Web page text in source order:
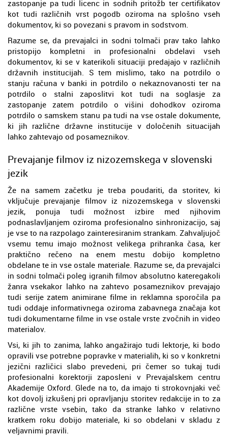
zastopanje pa tudi licenc in sodnih pritožb ter certifikatov
kot tudi različnih vrst pogodb oziroma na splošno vseh
dokumentov, ki so povezani s pravom in sodstvom.
Razume se, da prevajalci in sodni tolmači prav tako lahko
pristopijo kompletni in profesionalni obdelavi vseh
dokumentov, ki se v katerikoli situaciji predajajo v različnih
državnih institucijah. S tem mislimo, tako na potrdilo o
stanju računa v banki in potrdilo o nekaznovanosti ter na
potrdilo o stalni zaposlitvi kot tudi na soglasje za
zastopanje zatem potrdilo o višini dohodkov oziroma
potrdilo o samskem stanu pa tudi na vse ostale dokumente,
ki jih različne državne institucije v določenih situacijah
lahko zahtevajo od posameznikov.
Prevajanje filmov iz nizozemskega v slovenski
jezik
Že na samem začetku je treba poudariti, da storitev, ki
vključuje prevajanje filmov iz nizozemskega v slovenski
jezik, ponuja tudi možnost izbire med njihovim
podnaslavljanjem oziroma profesionalno sinhronizacijo, saj
je vse to na razpolago zainteresiranim strankam. Zahvaljujoč
vsemu temu imajo možnost velikega prihranka časa, ker
praktično rečeno na enem mestu dobijo kompletno
obdelane te in vse ostale materiale. Razume se, da prevajalci
in sodni tolmači poleg igranih filmov absolutno kateregakoli
žanra vsekakor lahko na zahtevo posameznikov prevajajo
tudi serije zatem animirane filme in reklamna sporočila pa
tudi oddaje informativnega oziroma zabavnega značaja kot
tudi dokumentarne filme in vse ostale vrste zvočnih in video
materialov.
Vsi, ki jih to zanima, lahko angažirajo tudi lektorje, ki bodo
opravili vse potrebne popravke v materialih, ki so v konkretni
jezični različici slabo prevedeni, pri čemer so tukaj tudi
profesionalni korektorji zaposleni v Prevajalskem centru
Akademije Oxford. Glede na to, da imajo ti strokovnjaki več
kot dovolj izkušenj pri opravljanju storitev redakcije in to za
različne vrste vsebin, tako da stranke lahko v relativno
kratkem roku dobijo materiale, ki so obdelani v skladu z
veljavnimi pravili.